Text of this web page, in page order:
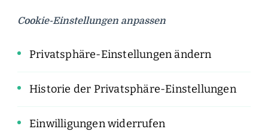
Cookie-Einstellungen anpassen
Privatsphäre-Einstellungen ändern
Historie der Privatsphäre-Einstellungen
Einwilligungen widerrufen